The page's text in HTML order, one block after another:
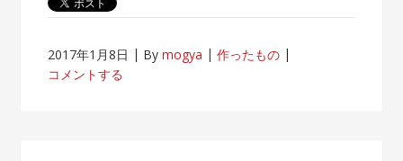
2017年1月8日 Bymogya
作ったもの
コメントする